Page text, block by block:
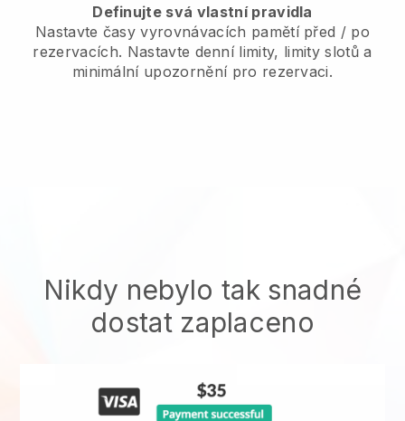
Definujte svá vlastní pravidla
Nastavte časy vyrovnávacích pamětí před / po
rezervacích. Nastavte denní limity, limity slotů a
minimální upozornění pro rezervaci.
Nikdy nebylo tak snadné
dostat zaplaceno